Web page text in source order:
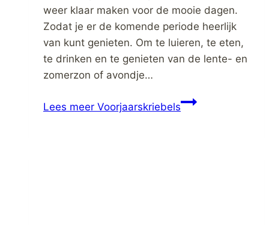
weer klaar maken voor de mooie dagen.
Zodat je er de komende periode heerlijk
van kunt genieten. Om te luieren, te eten,
te drinken en te genieten van de lente- en
zomerzon of avondje…
Lees meer Voorjaarskriebels